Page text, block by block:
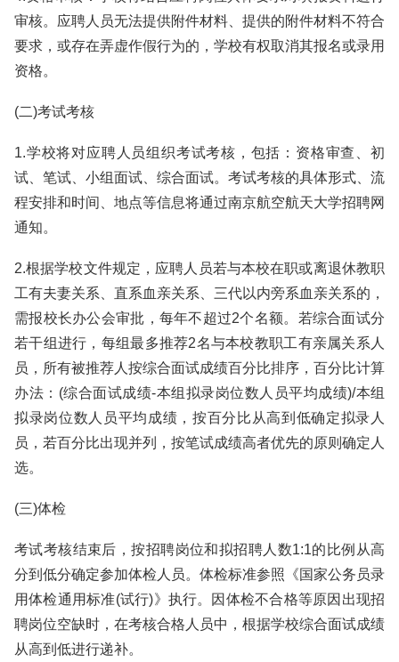
审核。应聘人员无法提供附件材料、提供的附件材料不符合
要求，或存在弄虚作假行为的，学校有权取消其报名或录用
资格。
(二)考试考核
1.学校将对应聘人员组织考试考核，包括：资格审查、初
试、笔试、小组面试、综合面试。考试考核的具体形式、流
程安排和时间、地点等信息将通过南京航空航天大学招聘网
通知。
2.根据学校文件规定，应聘人员若与本校在职或离退休教职
工有夫妻关系、直系血亲关系、三代以内旁系血亲关系的，
需报校长办公会审批，每年不超过2个名额。若综合面试分
若干组进行，每组最多推荐2名与本校教职工有亲属关系人
员，所有被推荐人按综合面试成绩百分比排序，百分比计算
办法：(综合面试成绩-本组拟录岗位数人员平均成绩)/本组
拟录岗位数人员平均成绩，按百分比从高到低确定拟录人
员，若百分比出现并列，按笔试成绩高者优先的原则确定人
选。
(三)体检
考试考核结束后，按招聘岗位和拟招聘人数1:1的比例从高
分到低分确定参加体检人员。体检标准参照《国家公务员录
用体检通用标准(试行)》执行。因体检不合格等原因出现招
聘岗位空缺时，在考核合格人员中，根据学校综合面试成绩
从高到低进行递补。